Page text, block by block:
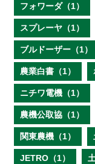
フォワーダ（1）
スプレーヤ（1）
ブルドーザー（1）
農業白書（1）
ニチワ電機（1）
農機公取協（1）
関東農機（1）
JETRO（1）